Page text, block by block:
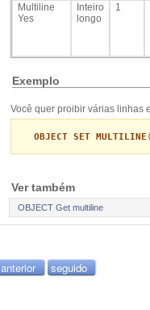
Multiline
Yes
Inteiro
longo
1
Exemplo
Você quer proibir várias linhas
OBJECT SET MULTILINE
Ver também
OBJECT Get multiline
anterior seguido